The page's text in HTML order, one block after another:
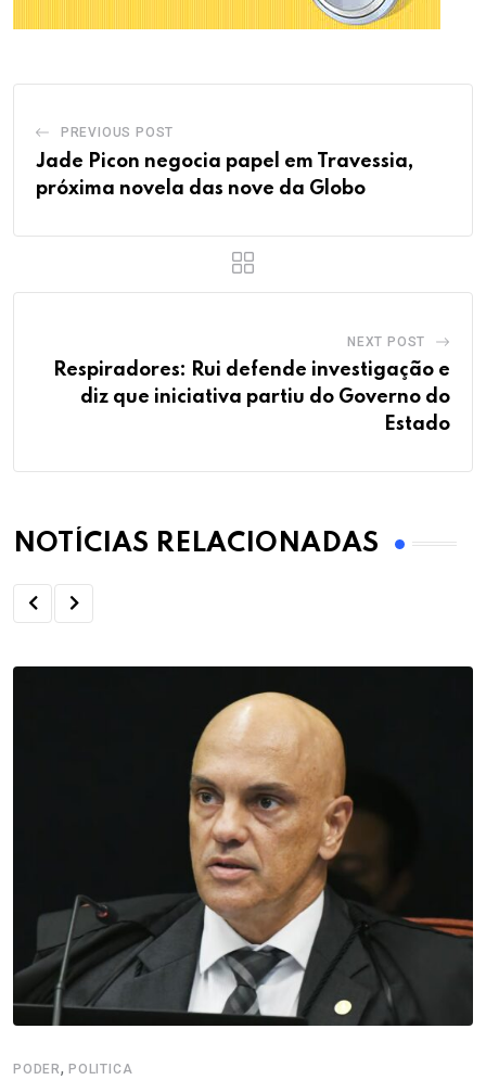
PREVIOUS POST
Jade Picon negocia papel em Travessia,
próxima novela das nove da Globo
NEXT POST
Respiradores: Rui defende investigação e
diz que iniciativa partiu do Governo do
Estado
NOTÍCIAS RELACIONADAS
PODER, POLITICA